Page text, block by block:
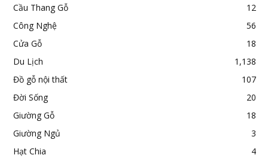
Cầu Thang Gỗ
12
Công Nghệ
56
Cửa Gỗ
18
Du Lịch
1,138
Đồ gỗ nội thất
107
Đời Sống
20
Giường Gỗ
18
Giường Ngủ
3
Hạt Chia
4